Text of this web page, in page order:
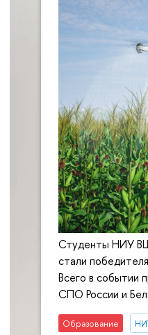
Студенты НИУ
стали
Всего в событии
СПО России и
Образование